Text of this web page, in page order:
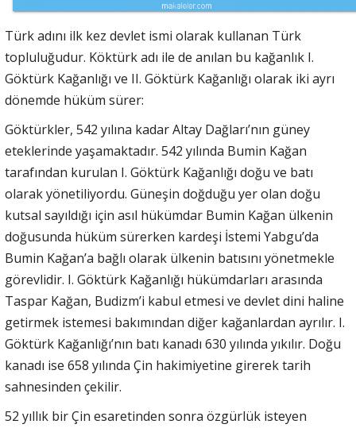
Türk adını ilk kez devlet ismi olarak kullanan Türk
topluluğudur. Köktürk adı ile de anılan bu kağanlık I.
Göktürk Kağanlığı ve II. Göktürk Kağanlığı olarak iki ayrı
dönemde hüküm sürer:
Göktürkler, 542 yılına kadar Altay Dağları’nın güney
eteklerinde yaşamaktadır. 542 yılında Bumin Kağan
tarafından kurulan I. Göktürk Kağanlığı doğu ve batı
olarak yönetiliyordu. Güneşin doğduğu yer olan doğu
kutsal sayıldığı için asıl hükümdar Bumin Kağan ülkenin
doğusunda hüküm sürerken kardeşi İstemi Yabgu’da
Bumin Kağan’a bağlı olarak ülkenin batısını yönetmekle
görevlidir. I. Göktürk Kağanlığı hükümdarları arasında
Taspar Kağan, Budizm’i kabul etmesi ve devlet dini haline
getirmek istemesi bakımından diğer kağanlardan ayrılır. I.
Göktürk Kağanlığı’nın batı kanadı 630 yılında yıkılır. Doğu
kanadı ise 658 yılında Çin hakimiyetine girerek tarih
sahnesinden çekilir.
52 yıllık bir Çin esaretinden sonra özgürlük isteyen